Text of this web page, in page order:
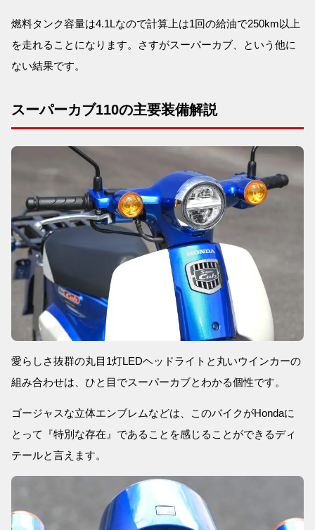
燃料タンク容量は4.1Lなので計算上は1回の給油で250km以上
を走れることになります。さすがスーパーカブ、という他に
ない結果です。
スーパーカブ110の主要装備解説
愛らしさ抜群の丸目1灯LEDヘッドライトと丸いウインカーの
組み合わせは、ひと目でスーパーカブとわかる個性です。
ゴージャスな立体エンブレムなどは、このバイクがHondaに
とって『特別な存在』であることを感じることができるディ
テールと言えます。